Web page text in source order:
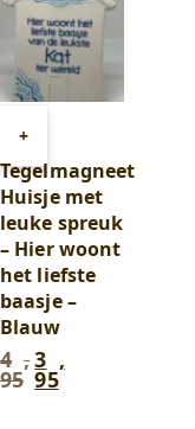
+
aan
winkelwagen
Tegelmagneet
Huisje met
leuke spreuk
– Hier woont
het liefste
baasje –
Blauw
4 ,
95
Oorspronkelijke
prijs
3 ,
95
Huidige